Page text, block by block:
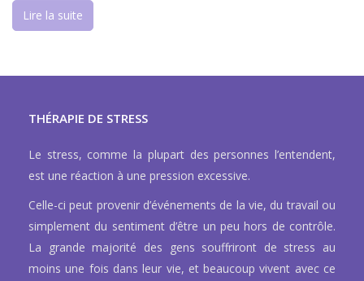
Lire la suite
THÉRAPIE DE STRESS
Le stress, comme la plupart des personnes l’entendent,
est une réaction à une pression excessive.
Celle-ci peut provenir d’événements de la vie, du travail ou
simplement du sentiment d’être un peu hors de contrôle.
La grande majorité des gens souffriront de stress au
moins une fois dans leur vie, et beaucoup vivent avec ce